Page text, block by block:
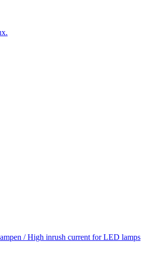
/ High inrush current for LED lamps